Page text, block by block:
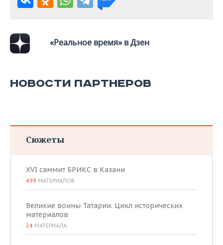
«Реальное время» в Дзен
НОВОСТИ ПАРТНЕРОВ
Сюжеты
XVI саммит БРИКС в Казани
499 МАТЕРИАЛОВ
Великие воины Татарии. Цикл исторических
материалов
24 МАТЕРИАЛА